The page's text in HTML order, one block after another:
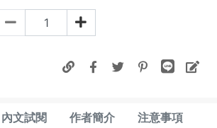
內文試閱 作者簡介 注意事項